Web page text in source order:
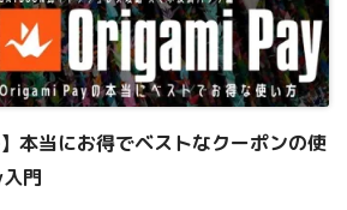
本当にお得でベストなクーポンの使
門